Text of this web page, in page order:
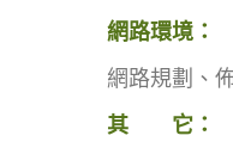
網路環境：
網路規劃、
其 它：